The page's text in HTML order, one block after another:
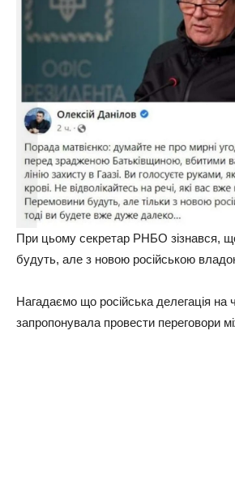
При цьому секретар РНБО зізнався,
будуть, але з новою російською
Нагадаємо що російська делегація на
запропонувала провести переговори